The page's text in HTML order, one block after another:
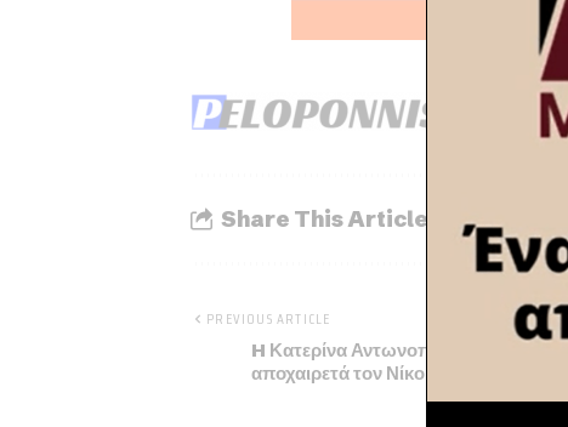
Share This Article
PREVIOUS ARTICLE
H Κατερίνα Αντωνοπούλου-Ρούκη
αποχαιρετά τον Νίκο Ταγαρά